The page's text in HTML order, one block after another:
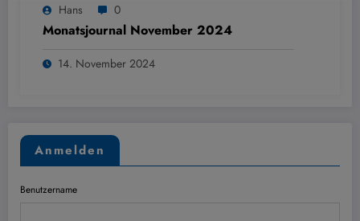
Hans 0
Monatsjournal November 2024
14. November 2024
Anmelden
Benutzername